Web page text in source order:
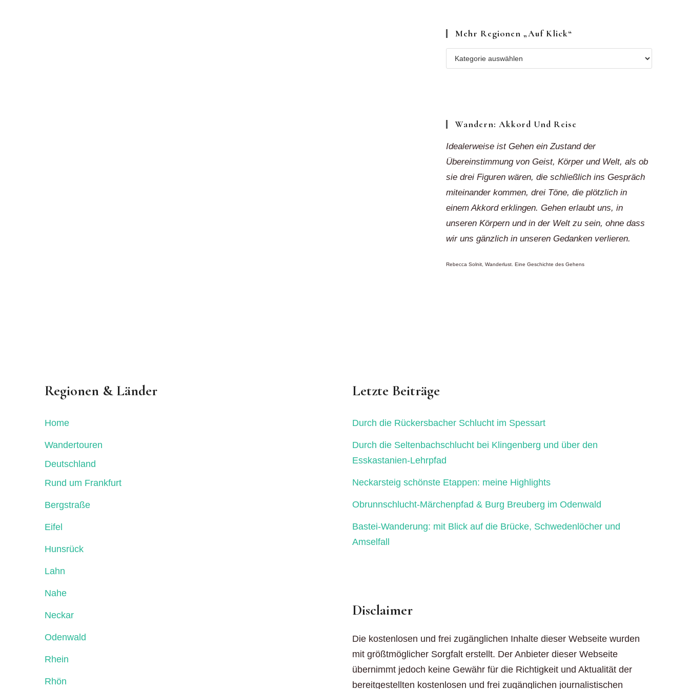
Mehr Regionen „auf Klick“
Mehr
Regionen
Wandern: Akkord Und Reise
Idealerweise ist Gehen ein Zustand der
Übereinstimmung von Geist, Körper und Welt, als ob
sie drei Figuren wären, die schließlich ins Gespräch
miteinander kommen, drei Töne, die plötzlich in
einem Akkord erklingen. Gehen erlaubt uns, in
unseren Körpern und in der Welt zu sein, ohne dass
wir uns gänzlich in unseren Gedanken verlieren.
Rebecca Solnit, Wanderlust. Eine Geschichte des Gehens
Regionen & Länder
Home
Wandertouren
Deutschland
Rund um Frankfurt
Bergstraße
Eifel
Hunsrück
Lahn
Nahe
Neckar
Odenwald
Rhein
Rhön
Letzte Beiträge
Durch die Rückersbacher Schlucht im Spessart
Durch die Seltenbachschlucht bei Klingenberg und über den
Esskastanien-Lehrpfad
Neckarsteig schönste Etappen: meine Highlights
Obrunnschlucht-Märchenpfad & Burg Breuberg im Odenwald
Bastei-Wanderung: mit Blick auf die Brücke, Schwedenlöcher und
Amselfall
Disclaimer
Die kostenlosen und frei zugänglichen Inhalte dieser Webseite wurden
mit größtmöglicher Sorgfalt erstellt. Der Anbieter dieser Webseite
übernimmt jedoch keine Gewähr für die Richtigkeit und Aktualität der
bereitgestellten kostenlosen und frei zugänglichen journalistischen